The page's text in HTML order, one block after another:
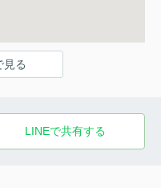
見る
LINEで共有する